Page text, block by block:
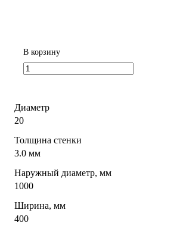
В корзину
Диаметр
20
Толщина стенки
3.0 мм
Наружный диаметр, мм
1000
Ширина, мм
400